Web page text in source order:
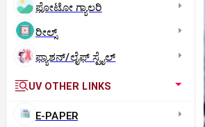
ಫೋಟೋ ಗ್ಯಾಲರಿ
ರೀಲ್ಸ್
ಫ್ಯಾಶನ್/ಲೈಫ್‌ ಸ್ಟೈಲ್
UV OTHER LINKS
E-PAPER